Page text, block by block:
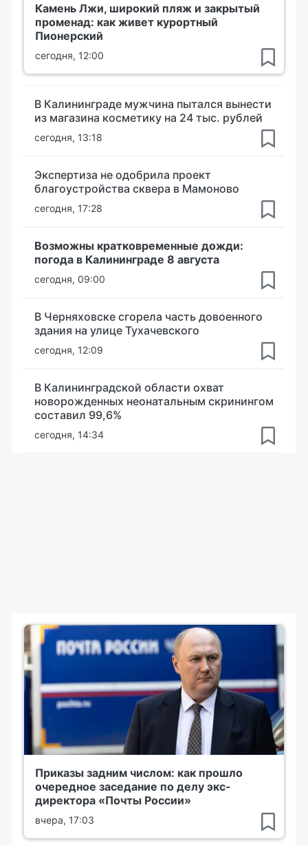
Камень Лжи, широкий пляж и закрытый
променад: как живет курортный
Пионерский
сегодня, 12:00
В Калининграде мужчина пытался вынести
из магазина косметику на 24 тыс. рублей
сегодня, 13:18
Экспертиза не одобрила проект
благоустройства сквера в Мамоново
сегодня, 17:28
Возможны кратковременные дожди:
погода в Калининграде 8 августа
сегодня, 09:00
В Черняховске сгорела часть довоенного
здания на улице Тухачевского
сегодня, 12:09
В Калининградской области охват
новорожденных неонатальным скринингом
составил 99,6%
сегодня, 14:34
Приказы задним числом: как прошло
очередное заседание по делу экс-
директора «Почты России»
вчера, 17:03